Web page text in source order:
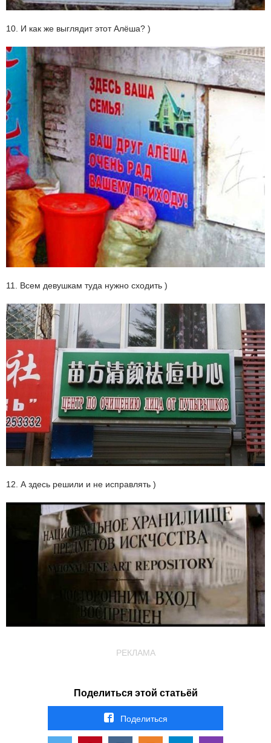
10. И как же выглядит этот Алёша? )
11. Всем девушкам туда нужно сходить )
12. А здесь решили и не исправлять )
РЕКЛАМА
Поделиться этой статьёй
Поделиться